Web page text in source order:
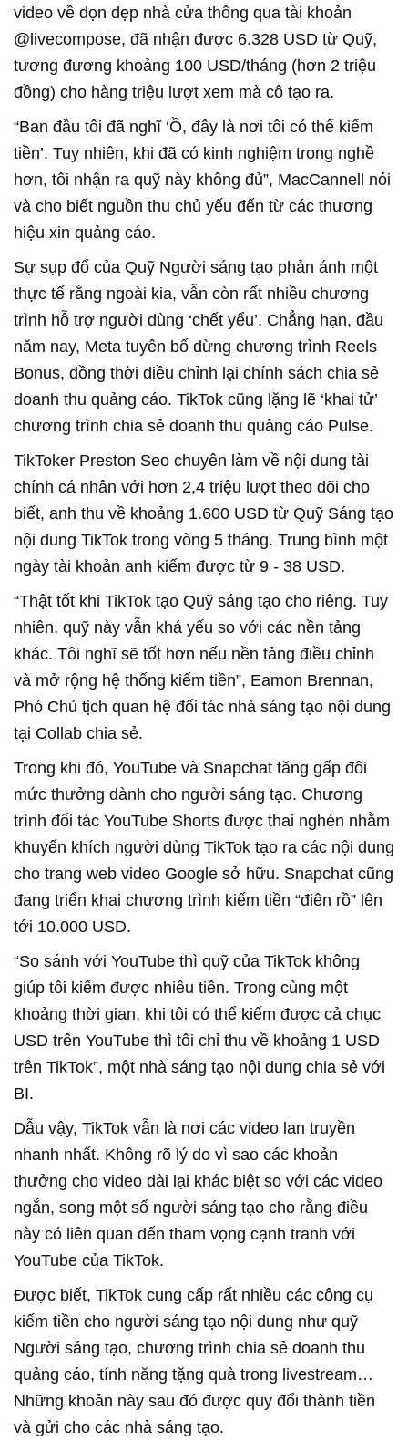
video về dọn dẹp nhà cửa thông qua tài khoản
@livecompose, đã nhận được 6.328 USD từ Quỹ,
tương đương khoảng 100 USD/tháng (hơn 2 triệu
đồng) cho hàng triệu lượt xem mà cô tạo ra.
“Ban đầu tôi đã nghĩ ‘Ồ, đây là nơi tôi có thể kiếm
tiền’. Tuy nhiên, khi đã có kinh nghiệm trong nghề
hơn, tôi nhận ra quỹ này không đủ”, MacCannell nói
và cho biết nguồn thu chủ yếu đến từ các thương
hiệu xin quảng cáo.
Sự sụp đổ của Quỹ Người sáng tạo phản ánh một
thực tế rằng ngoài kia, vẫn còn rất nhiều chương
trình hỗ trợ người dùng ‘chết yểu’. Chẳng hạn, đầu
năm nay, Meta tuyên bố dừng chương trình Reels
Bonus, đồng thời điều chỉnh lại chính sách chia sẻ
doanh thu quảng cáo. TikTok cũng lặng lẽ ‘khai tử’
chương trình chia sẻ doanh thu quảng cáo Pulse.
TikToker Preston Seo chuyên làm về nội dung tài
chính cá nhân với hơn 2,4 triệu lượt theo dõi cho
biết, anh thu về khoảng 1.600 USD từ Quỹ Sáng tạo
nội dung TikTok trong vòng 5 tháng. Trung bình một
ngày tài khoản anh kiếm được từ 9 - 38 USD.
“Thật tốt khi TikTok tạo Quỹ sáng tạo cho riêng. Tuy
nhiên, quỹ này vẫn khá yếu so với các nền tảng
khác. Tôi nghĩ sẽ tốt hơn nếu nền tảng điều chỉnh
và mở rộng hệ thống kiếm tiền”, Eamon Brennan,
Phó Chủ tịch quan hệ đối tác nhà sáng tạo nội dung
tại Collab chia sẻ.
Trong khi đó, YouTube và Snapchat tăng gấp đôi
mức thưởng dành cho người sáng tạo. Chương
trình đối tác YouTube Shorts được thai nghén nhằm
khuyến khích người dùng TikTok tạo ra các nội dung
cho trang web video Google sở hữu. Snapchat cũng
đang triển khai chương trình kiếm tiền “điên rồ” lên
tới 10.000 USD.
“So sánh với YouTube thì quỹ của TikTok không
giúp tôi kiếm được nhiều tiền. Trong cùng một
khoảng thời gian, khi tôi có thể kiếm được cả chục
USD trên YouTube thì tôi chỉ thu về khoảng 1 USD
trên TikTok”, một nhà sáng tạo nội dung chia sẻ với
BI.
Dẫu vậy, TikTok vẫn là nơi các video lan truyền
nhanh nhất. Không rõ lý do vì sao các khoản
thưởng cho video dài lại khác biệt so với các video
ngắn, song một số người sáng tạo cho rằng điều
này có liên quan đến tham vọng cạnh tranh với
YouTube của TikTok.
Được biết, TikTok cung cấp rất nhiều các công cụ
kiếm tiền cho người sáng tạo nội dung như quỹ
Người sáng tạo, chương trình chia sẻ doanh thu
quảng cáo, tính năng tặng quà trong livestream…
Những khoản này sau đó được quy đổi thành tiền
và gửi cho các nhà sáng tạo.